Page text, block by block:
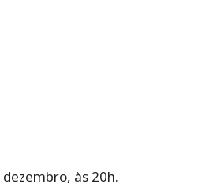
às 20h.